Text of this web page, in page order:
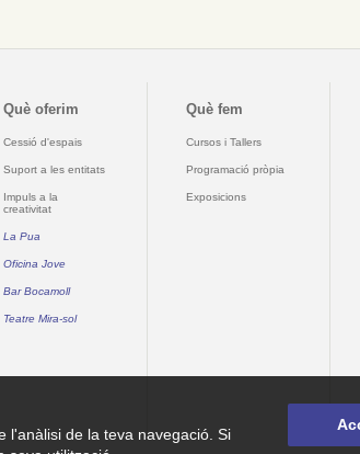
l'anàlisi de la teva navegació. Si
Què oferim
Cessió d'espais
Suport a les entitats
Impuls a la
creativitat
La Pua
Oficina Jove
Bar Bocamoll
Teatre Mira-sol
Què fem
Cursos i Tallers
Programació pròpia
Exposicions